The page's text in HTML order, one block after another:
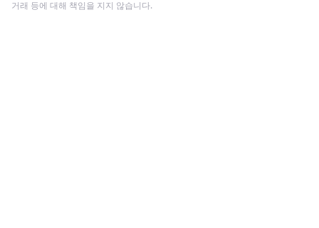
거래 등에 대해 책임을 지지 않습니다.